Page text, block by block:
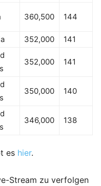
360,500 144
352,000 141
352,000 141
350,000 140
346,000 138
es hier.
Stream zu verfolgen